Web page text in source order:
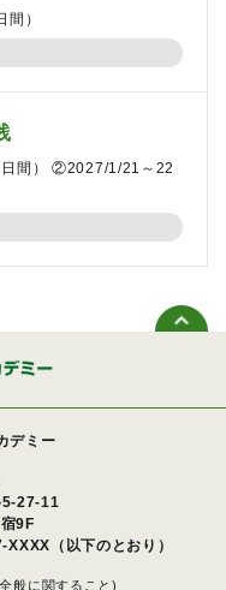
）
間） ②2027/1/21～22
デミー
5-27-11
9F
（以下のとおり）
般に関すること)